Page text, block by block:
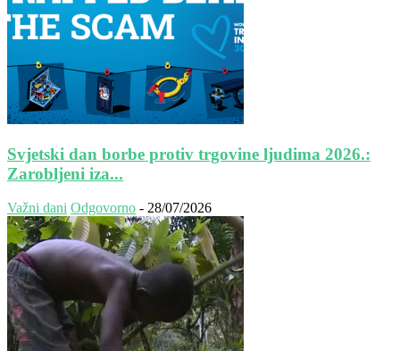
Svjetski dan borbe protiv trgovine ljudima 2026.:
Zarobljeni iza...
Važni dani Odgovorno - 28/07/2026